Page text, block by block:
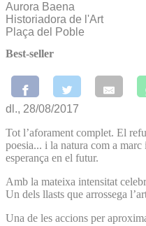
Aurora Baena
Historiadora de l'Art
Plaça del Poble
Best-seller
dl., 28/08/2017
Tot l’aforament complet. El
poesia... i la natura com a
esperança en el futur.
Amb la mateixa intensitat
Un dels llasts que arrossega
Una de les accions per